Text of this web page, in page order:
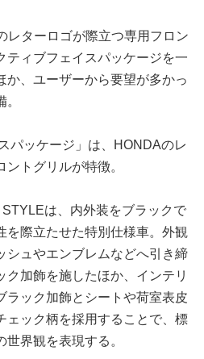
レターロゴが際立つ専用フロン
ティブフェイスパッケージを一
か、ユーザーから要望が多かっ
ッケージ」は、HONDAのレ
トグリルが特徴。
は、内外装をブラックで
を際立たせた特別仕様車。外観
シュやエンブレムなどへ引き締
ク加飾を施したほか、インテリ
ラック加飾とシートや荷室表皮
ェック柄を採用することで、標
界観を表現する。